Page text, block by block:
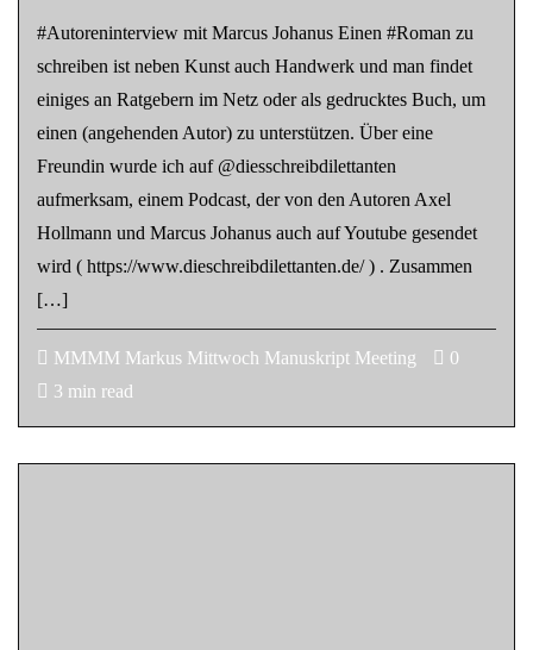
#Autoreninterview mit Marcus Johanus Einen #Roman zu
schreiben ist neben Kunst auch Handwerk und man findet
einiges an Ratgebern im Netz oder als gedrucktes Buch, um
einen (angehenden Autor) zu unterstützen. Über eine
Freundin wurde ich auf @diesschreibdilettanten
aufmerksam, einem Podcast, der von den Autoren Axel
Hollmann und Marcus Johanus auch auf Youtube gesendet
wird ( https://www.dieschreibdilettanten.de/ ) . Zusammen
[…]
MMMM Markus Mittwoch Manuskript Meeting
0
3 min read